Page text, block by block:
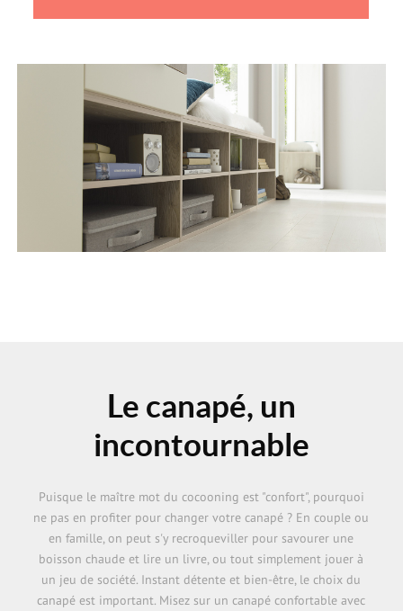
Le canapé, un
incontournable
Puisque le maître mot du cocooning est "confort", pourquoi
ne pas en profiter pour changer votre canapé ? En couple ou
en famille, on peut s'y recroqueviller pour savourer une
boisson chaude et lire un livre, ou tout simplement jouer à
un jeu de société. Instant détente et bien-être, le choix du
canapé est important. Misez sur un canapé confortable avec